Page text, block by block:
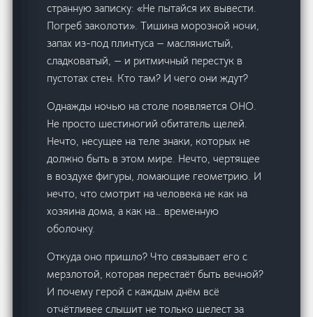
странную записку: «Не пытайся их вывести.
Погреб заколоти». Тишина морозной ночи,
запах из-под плинтуса — маслянистый,
сладковатый, — и ритмичный перестук в
пустотах стен. Кто там? И чего они ждут?
Однажды ночью на столе появляется ОНО.
Не просто шестиногий обитатель щелей.
Нечто, несущее на теле знаки, которых не
должно быть в этом мире. Нечто, чертящее
в воздухе фигуры, ломающие геометрию. И
нечто, что смотрит на человека не как на
хозяина дома, а как на… временную
оболочку.
Откуда оно пришло? Что связывает его с
мерзлотой, которая перестаёт быть вечной?
И почему герой с каждым днём всё
отчётливее слышит не только шелест за